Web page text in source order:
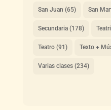
San Juan (65) San
Secundaria(178)
Teatro(91) Texto +
Varias clases(234)